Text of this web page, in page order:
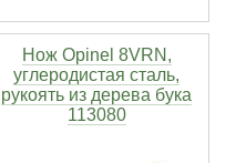
Нож Opinel 8VRN,
углеродистая сталь,
рукоять из дерева бука
113080